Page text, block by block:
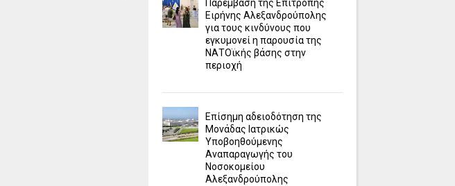
Παρέμβαση της Επιτροπής
Ειρήνης Αλεξανδρούπολης
για τους κινδύνους που
εγκυμονεί η παρουσία της
ΝΑΤΟϊκής βάσης στην
περιοχή
Επίσημη αδειοδότηση της
Μονάδας Ιατρικώς
Υποβοηθούμενης
Αναπαραγωγής του
Νοσοκομείου
Αλεξανδρούπολης